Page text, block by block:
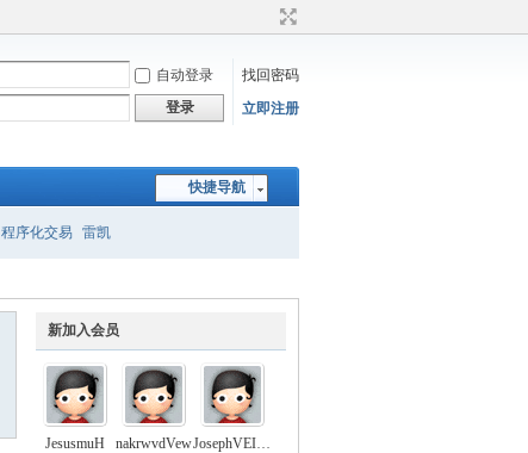
自动登录
找回密码
登录 立即注册
快捷导航
程序化交易 雷凯
新加入会员
JesusmuH
nakrwvdVew
JosephVEICH